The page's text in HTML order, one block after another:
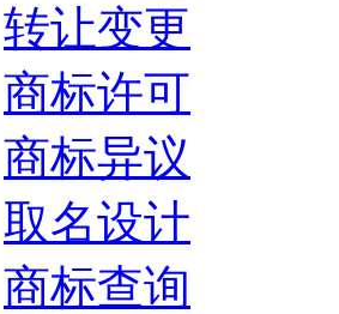
转让变更
商标许可
商标异议
取名设计
商标查询